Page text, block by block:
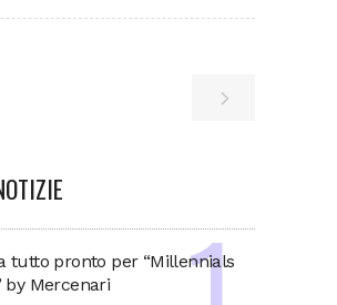
tutto pronto per “Millennials
by Mercenari